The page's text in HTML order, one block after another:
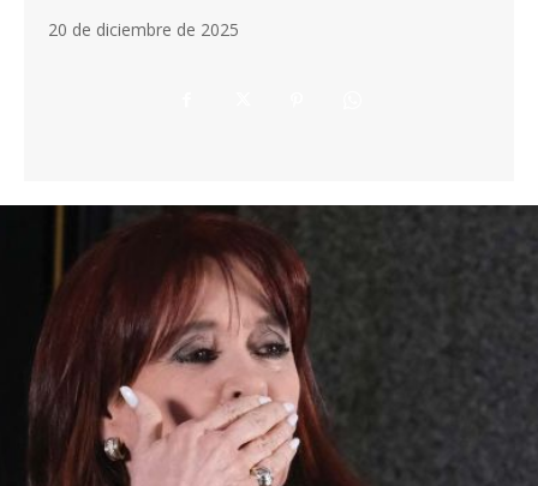
20 de diciembre de 2025